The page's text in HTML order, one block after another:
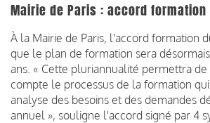
Mairie de Paris : accord formation
À la Mairie de Paris, l'accord formation
que le plan de formation sera
ans. « Cette pluriannualité permettra
compte le processus de la formation
analyse des besoins et des demandes
annuel », souligne l'accord signé par 4